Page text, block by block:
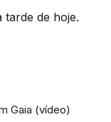
tarde de hoje.
Gaia (vídeo)